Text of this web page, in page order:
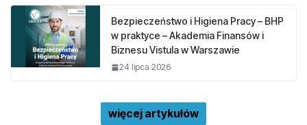
Bezpieczeństwo i Higiena Pracy – BHP
w praktyce – Akademia Finansów i
Biznesu Vistula w Warszawie
24 lipca 2026
więcej artykułów